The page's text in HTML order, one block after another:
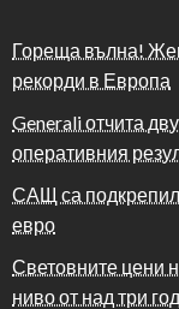
Гореща вълна!
рекорди в Европа
Generali отчита
оперативния
САЩ са
евро
Световните цени
ниво от над три